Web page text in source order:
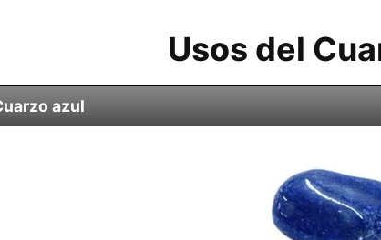
Usos del
azul